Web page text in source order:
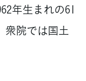
年生まれの61
衆院では国土